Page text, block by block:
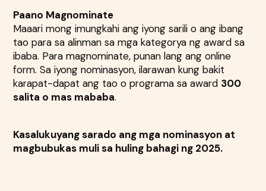
Paano Magnominate
Maaari mong imungkahi ang iyong sarili o ang ibang
tao para sa alinman sa mga kategorya ng award sa
ibaba. Para magnominate, punan lang ang online
form. Sa iyong nominasyon, ilarawan kung bakit
karapat-dapat ang tao o programa sa award 300
salita o mas mababa.
Kasalukuyang sarado ang mga nominasyon at
magbubukas muli sa huling bahagi ng 2025.